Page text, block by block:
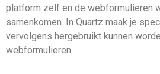
platform zelf en de webformulieren
samenkomen. In Quartz maak je
vervolgens hergebruikt kunnen
webformulieren.